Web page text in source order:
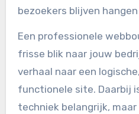
bezoekers blijven
Een professionele
frisse blik naar jouw
verhaal naar een
functionele site. Daarbij
techniek belangrijk,